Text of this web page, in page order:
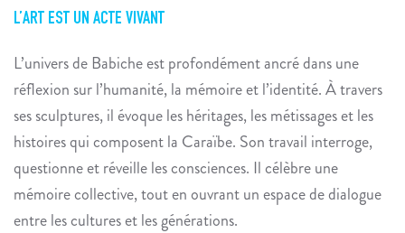
L’ART EST UN ACTE VIVANT
L’univers deBabicheest profondément ancré dans une
réflexion sur l’humanité, la mémoire et l’identité. À travers
ses sculptures, il évoque les héritages, les métissages et les
histoires qui composent la Caraïbe. Son travail interroge,
questionne et réveille les consciences. Il célèbre une
mémoire collective, tout en ouvrant un espace de dialogue
entre les cultures et les générations.